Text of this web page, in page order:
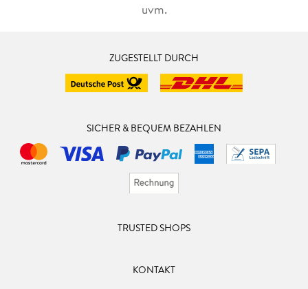
uvm.
ZUGESTELLT DURCH
SICHER & BEQUEM BEZAHLEN
TRUSTED SHOPS
KONTAKT